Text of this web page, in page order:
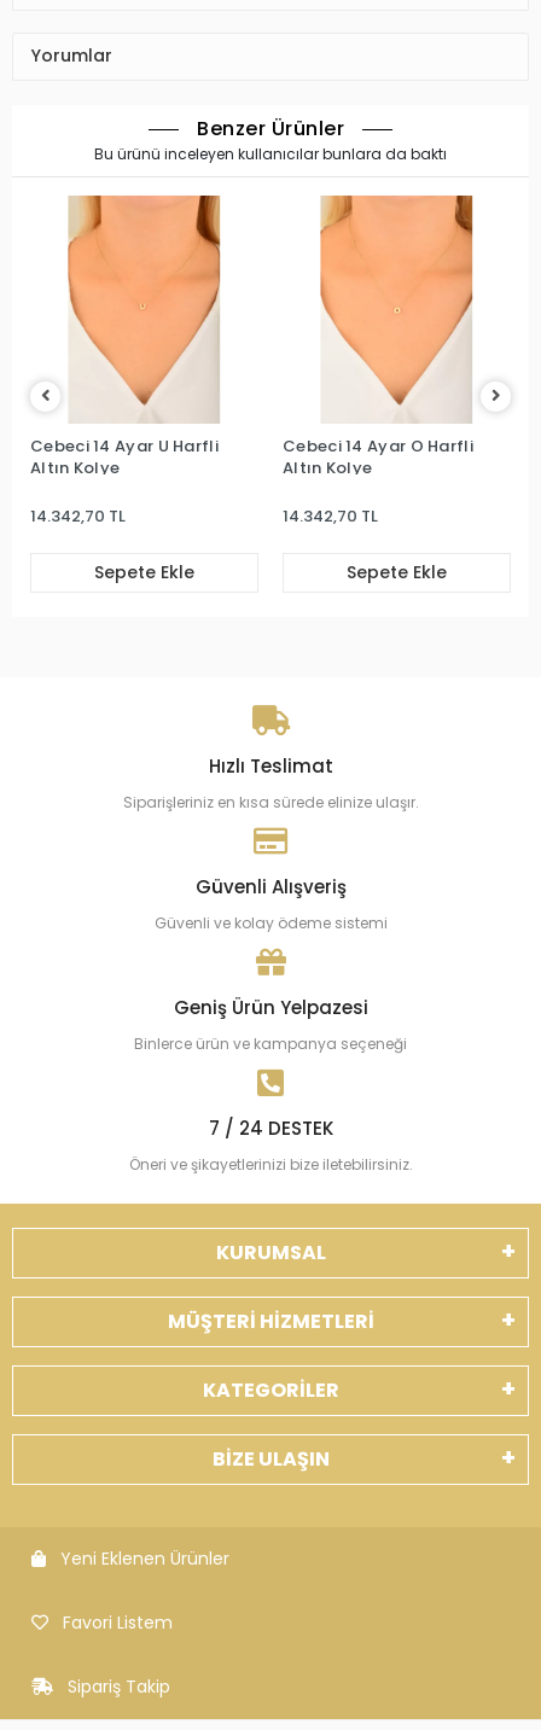
Yorumlar
Benzer Ürünler
Bu ürünü inceleyen kullanıcılar bunlara da baktı
Cebeci 14 Ayar U Harfli
Altın Kolye
14.342,70 TL
Sepete Ekle
Cebeci 14 Ayar O Harfli
Altın Kolye
14.342,70 TL
Sepete Ekle
Hızlı Teslimat
Siparişleriniz en kısa sürede elinize ulaşır.
Güvenli Alışveriş
Güvenli ve kolay ödeme sistemi
Geniş Ürün Yelpazesi
Binlerce ürün ve kampanya seçeneği
7 / 24 DESTEK
Öneri ve şikayetlerinizi bize iletebilirsiniz.
KURUMSAL
MÜŞTERİ HİZMETLERİ
KATEGORİLER
BİZE ULAŞIN
Yeni Eklenen Ürünler
Favori Listem
Sipariş Takip